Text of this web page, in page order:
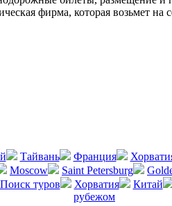
фирма, которая возьмет
Тайвань Франция
Moscow Saint Petersburg
Поиск туров Хорватия Китай
рубежом